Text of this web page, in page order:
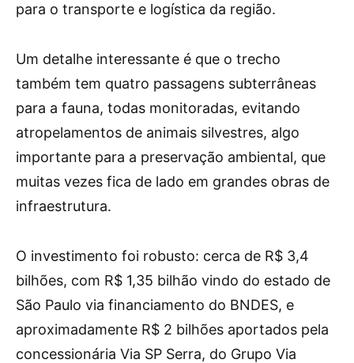
para o transporte e logística da região.
Um detalhe interessante é que o trecho
também tem quatro passagens subterrâneas
para a fauna, todas monitoradas, evitando
atropelamentos de animais silvestres, algo
importante para a preservação ambiental, que
muitas vezes fica de lado em grandes obras de
infraestrutura.
O investimento foi robusto: cerca de R$ 3,4
bilhões, com R$ 1,35 bilhão vindo do estado de
São Paulo via financiamento do BNDES, e
aproximadamente R$ 2 bilhões aportados pela
concessionária Via SP Serra, do Grupo Via